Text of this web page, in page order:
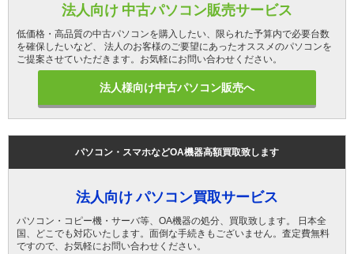
法人向け 中古パソコン販売サービス
低価格・高品質の中古パソコンを購入したい、限られた予算内で必要台数
を確保したいなど、 法人のお客様のご要望にあったオススメのパソコンを
ご提案させていただきます。お気軽にお問い合わせください。
法人様向け中古パソコン販売へ
パソコン・スマホなどOA機器高額買取致します
法人向け パソコン買取サービス
パソコン・コピー機・サーバ等、OA機器の処分、買取致します。 日本全
国、どこでも対応いたします。面倒な手続きもございません。査定費無料
ですので、お気軽にお問い合わせください。